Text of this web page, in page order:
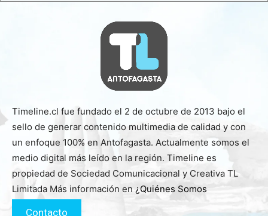
Timeline.cl fue fundado el 2 de octubre de 2013 bajo el
sello de generar contenido multimedia de calidad y con
un enfoque 100% en Antofagasta. Actualmente somos el
medio digital más leído en la región. Timeline es
propiedad de Sociedad Comunicacional y Creativa TL
Limitada Más información en ¿Quiénes Somos
Contacto